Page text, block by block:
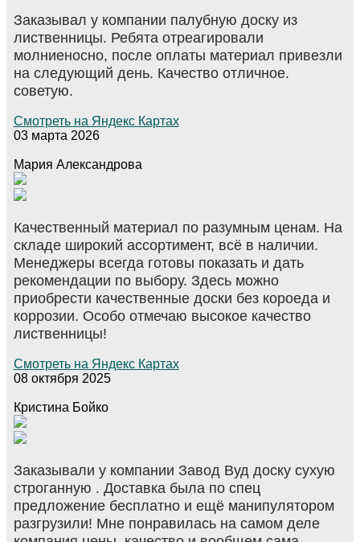
Заказывал у компании палубную доску из
лиственницы. Ребята отреагировали
молниеносно, после оплаты материал привезли
на следующий день. Качество отличное.
советую.
Смотреть на Яндекс Картах
03 марта 2026
Мария Александрова
Качественный материал по разумным ценам. На
складе широкий ассортимент, всё в наличии.
Менеджеры всегда готовы показать и дать
рекомендации по выбору. Здесь можно
приобрести качественные доски без короеда и
коррозии. Особо отмечаю высокое качество
лиственницы!
Смотреть на Яндекс Картах
08 октября 2025
Кристина Бойко
Заказывали у компании Завод Вуд доску сухую
строганную . Доставка была по спец
предложение бесплатно и ещё манипулятором
разгрузили! Мне понравилась на самом деле